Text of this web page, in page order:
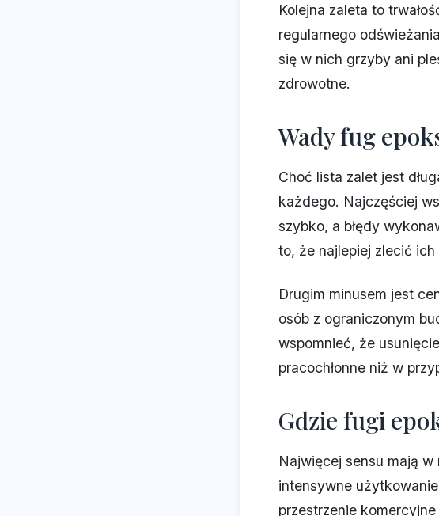
Kolejna zaleta to
regularnego
się w nich grzyby ani
zdrowotne.
Wady fug
Choć lista zalet jest
każdego. Najczęściej
szybko, a błędy
to, że najlepiej zlecić
Drugim minusem jest
osób z ograniczonym
wspomnieć, że
pracochłonne niż w
Gdzie fugi
Najwięcej sensu mają
intensywne
przestrzenie